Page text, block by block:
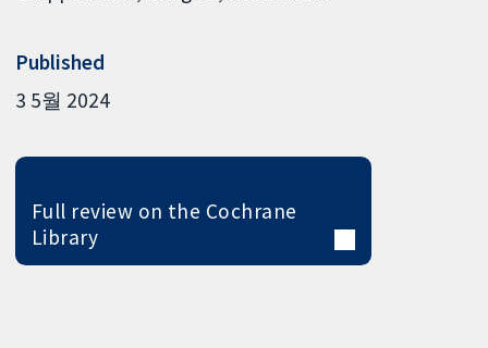
Published
3 5월 2024
Full review on the Cochrane
Library